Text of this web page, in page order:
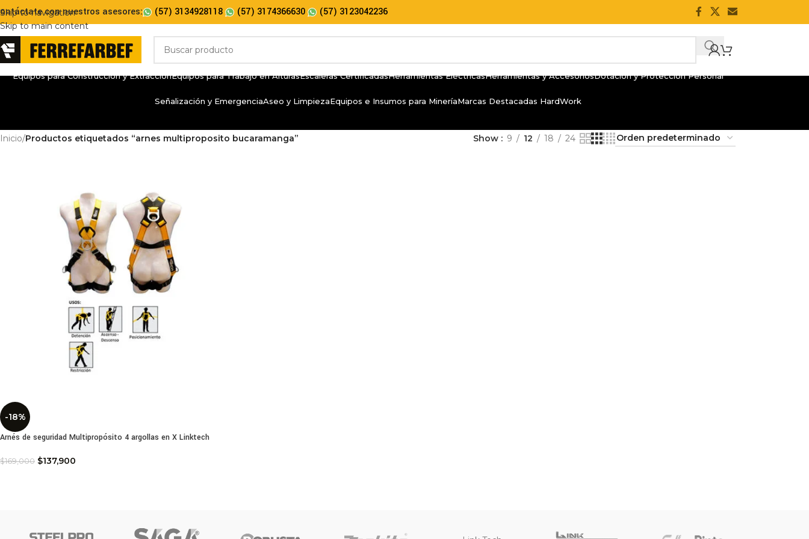
Skip to navigation
Skip to main content
con nuestros asesores: (57) 3134928118 (57) 3174366630 (57) 3123042236
Equipos para Construcción y ExtracciónEquipos para Trabajo en AlturasEscaleras CertificadasHerramientas EléctricasHerramientas y AccesoriosDotación y Protección Personal
Señalización y EmergenciaAseo y LimpiezaEquipos e Insumos para MineríaMarcas Destacadas HardWork
Inicio/Productos etiquetados “arnes multiproposito bucaramanga” Show 9 12 18 24
-18%
Arnés de seguridad Multipropósito 4 argollas en X Linktech
$169,000 $137,900